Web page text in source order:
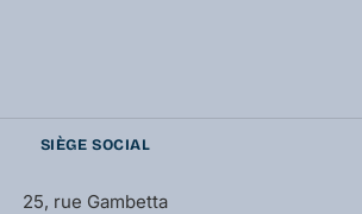
SIÈGE SOCIAL
25, rue Gambetta